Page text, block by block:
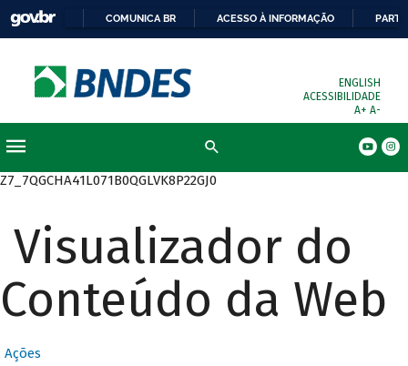
COMUNICA BR ACESSO À INFORMAÇÃO
ENGLISH
ACESSIBILIDADE
A+ A-
Z7_7QGCHA41L071B0QGLVK8P22GJ0
Visualizador do
Conteúdo da Web
Ações